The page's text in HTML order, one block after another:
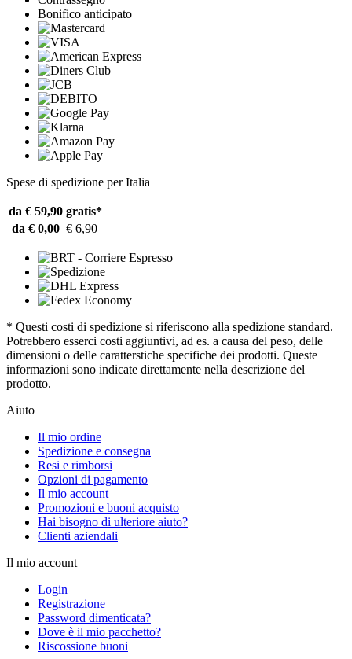
Bonifico anticipato
Spese di spedizione per Italia
da € 59,90 gratis*
da € 0,00 € 6,90
* Questi costi di spedizione si riferiscono alla spedizione standard.
Potrebbero esserci costi aggiuntivi, ad es. a causa del peso, delle
dimensioni o delle caratterstiche specifiche dei prodotti. Queste
informazioni sono indicate direttamente nella descrizione del
prodotto.
Aiuto
Il mio ordine
Spedizione e consegna
Resi e rimborsi
Opzioni di pagamento
Il mio account
Promozioni e buoni acquisto
Hai bisogno di ulteriore aiuto?
Clienti aziendali
Il mio account
Login
Registrazione
Password dimenticata?
Dove è il mio pacchetto?
Riscossione buoni